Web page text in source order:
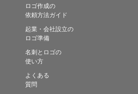
ロゴ作成の
依頼方法ガイド
起業・会社設立の
ロゴ準備
名刺とロゴの
使い方
よくある
質問